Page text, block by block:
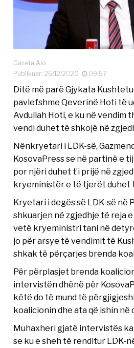
Gazeta Alo
Publikuar: 26/12/2020
09:57
Ditë më parë Gjykata
pavlefshme Qeverinë Hoti të
Avdullah Hoti, e ku në vendim
vendi duhet të shkojë në
Nënkryetari i LDK-së,
KosovaPress se në partinë e
por njëri duhet t’i prijë në
kryeministër e të tjerët duhet
Kryetari i degës së LDK-së në
shkuarjen në zgjedhje të reja
vetë kryeministri tani në
jo për arsye të vendimit të
shkak të përçarjes brenda
Për përplasjet brenda
intervistën dhënë për
këtë do të mund të
koalicionin dhe ata që ishin në
Muhaxheri gjatë intervistës
se ku e sheh të renditur LDK-